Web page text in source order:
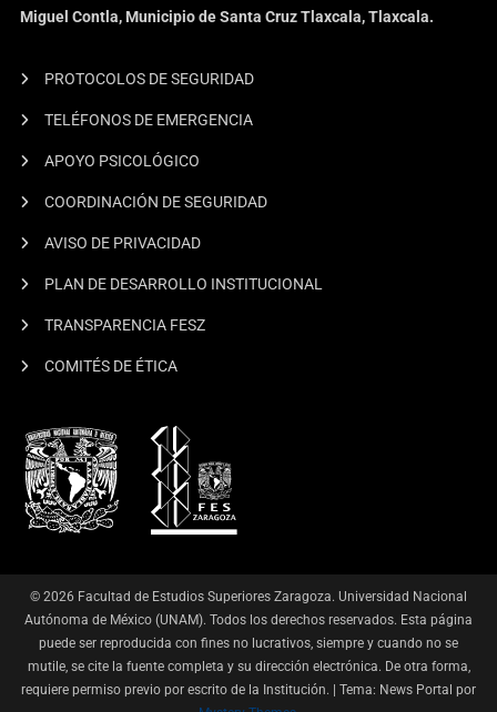
Miguel Contla, Municipio de Santa Cruz Tlaxcala, Tlaxcala.
PROTOCOLOS DE SEGURIDAD
TELÉFONOS DE EMERGENCIA
APOYO PSICOLÓGICO
COORDINACIÓN DE SEGURIDAD
AVISO DE PRIVACIDAD
PLAN DE DESARROLLO INSTITUCIONAL
TRANSPARENCIA FESZ
COMITÉS DE ÉTICA
© 2026 Facultad de Estudios Superiores Zaragoza. Universidad Nacional
Autónoma de México (UNAM). Todos los derechos reservados. Esta página
puede ser reproducida con fines no lucrativos, siempre y cuando no se
mutile, se cite la fuente completa y su dirección electrónica. De otra forma,
requiere permiso previo por escrito de la Institución.
Tema: News Portal por